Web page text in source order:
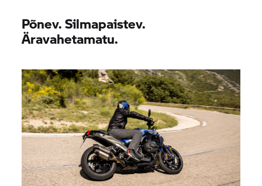
Põnev. Silmapaistev.
Äravahetamatu.